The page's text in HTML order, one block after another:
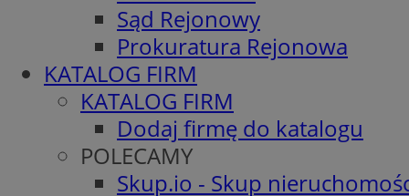
Sąd Rejonowy
Prokuratura Rejonowa
KATALOG FIRM
KATALOG FIRM
Dodaj firmę do katalogu
POLECAMY
Skup.io - Skup